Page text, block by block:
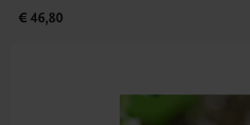
€ 46,80